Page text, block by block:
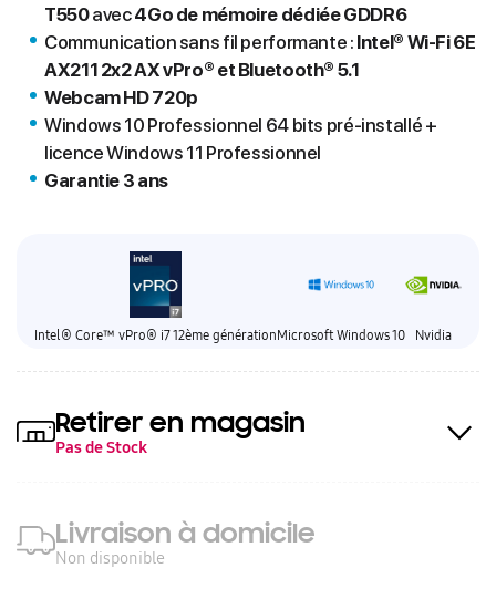
T550avec4Go de mémoire dédiée GDDR6
Communication sans fil performante : Intel® Wi-Fi 6E
AX211 2x2 AX vPro® et Bluetooth® 5.1
Webcam HD 720p
Windows 10 Professionnel 64 bits pré-installé +
licence Windows 11 Professionnel
Garantie 3 ans
Intel® Core™ vPro® i7 12ème génération Microsoft Windows 10 Nvidia
Retirer en magasin
Pas de Stock
Livraison à domicile
Non disponible